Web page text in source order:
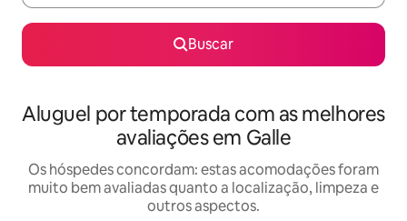
Buscar
Aluguel por temporada com as melhores
avaliações em Galle
Os hóspedes concordam: estas acomodações foram
muito bem avaliadas quanto a localização, limpeza e
outros aspectos.